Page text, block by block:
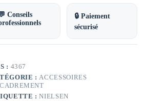
Conseils
🔒 Paiement
sécurisé
: 4367
:ACCESSOIRES
:NIELSEN